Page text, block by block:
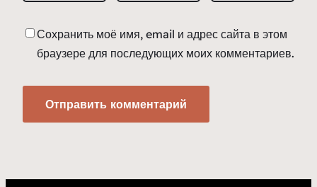
Сохранить моё имя, email и адрес сайта в этом
браузере для последующих моих комментариев.